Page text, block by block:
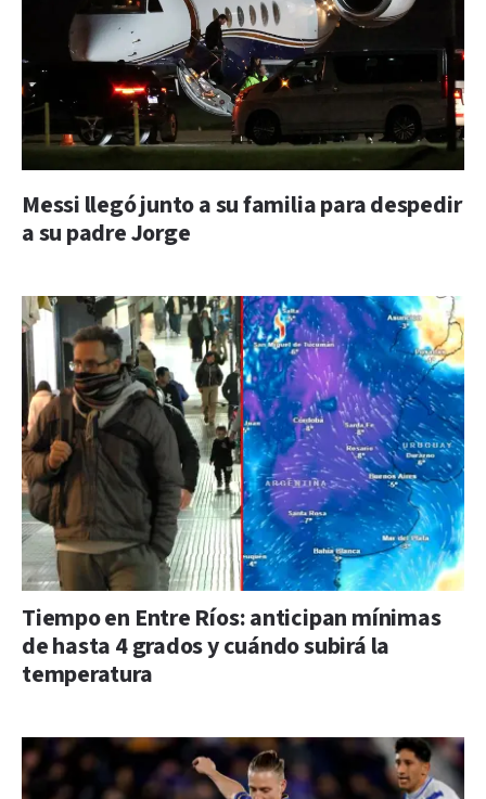
Messi llegó junto a su familia para despedir
a su padre Jorge
Tiempo en Entre Ríos: anticipan mínimas
de hasta 4 grados y cuándo subirá la
temperatura